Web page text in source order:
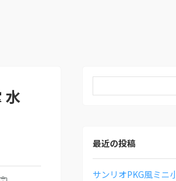
水
最近の投稿
サンリオPKG風ミニ